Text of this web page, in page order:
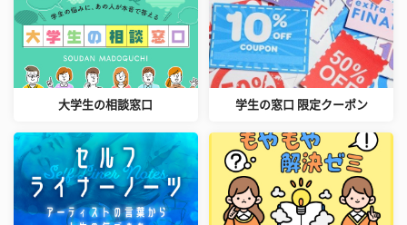
大学生の相談窓口 学生の窓口 限定クーポン